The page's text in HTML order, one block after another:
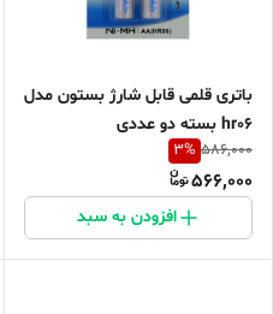
باتری قلمی قابل شارژ بستون مدل
hr06 بسته دو عددی
586,000
3%
566,000
افزودن به سبد